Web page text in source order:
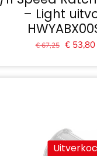
– Light
€67,25 €53,80